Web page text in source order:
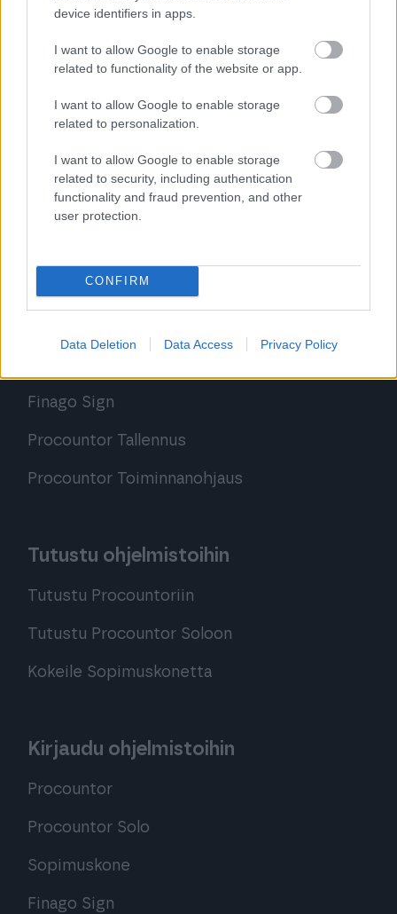
device identifiers in apps.
I want to allow Google to enable storage
related to functionality of the website or app.
I want to allow Google to enable storage
related to personalization.
I want to allow Google to enable storage
related to security, including authentication
functionality and fraud prevention, and other
user protection.
CONFIRM
Data Deletion Data Access Privacy Policy
EDELLINEN SEURAAVA
Procountor
Finago Sign
Procountor Tallennus
Procountor Toiminnanohjaus
Tutustu ohjelmistoihin
Tutustu Procountoriin
Tutustu Procountor Soloon
Kokeile Sopimuskonetta
Kirjaudu ohjelmistoihin
Procountor
Procountor Solo
Sopimuskone
Finago Sign